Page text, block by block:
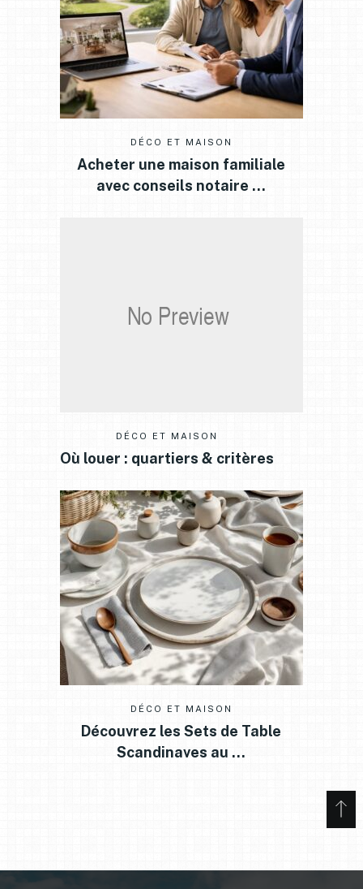
DÉCO ET MAISON
Acheter une maison familiale
avec conseils notaire …
DÉCO ET MAISON
Où louer : quartiers & critères
DÉCO ET MAISON
Découvrez les Sets de Table
Scandinaves au …